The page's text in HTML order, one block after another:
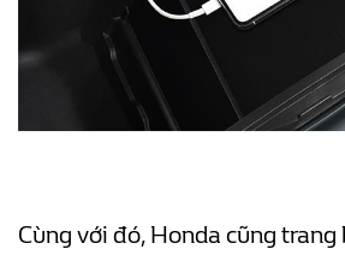
Cùng với đó, Honda cũng trang